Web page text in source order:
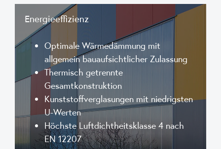
Energieeffizienz
Optimale Wärmedämmung mit
allgemein bauaufsichtlicher Zulassung
Thermisch getrennte
Gesamtkonstruktion
Kunststoffverglasungen mit niedrigsten
U-Werten
Höchste Luftdichtheitsklasse 4 nach
EN 12207